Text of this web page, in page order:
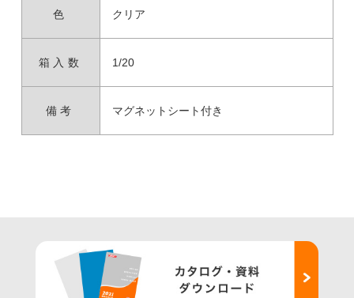
色 クリア
箱入数 1/20
備考 マグネットシート付き